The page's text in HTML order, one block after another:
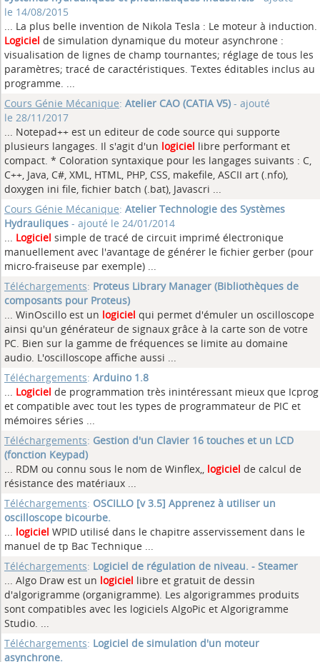
le 14/08/2015
... La plus belle invention de Nikola Tesla : Le moteur à induction.
Logiciel de simulation dynamique du moteur asynchrone :
visualisation de lignes de champ tournantes; réglage de tous les
paramètres; tracé de caractéristiques. Textes éditables inclus au
programme. ...
Cours Génie Mécanique: Atelier CAO (CATIA V5) - ajouté
le 28/11/2017
... Notepad++ est un editeur de code source qui supporte
plusieurs langages. Il s'agit d'un logiciel libre performant et
compact. * Coloration syntaxique pour les langages suivants : C,
C++, Java, C#, XML, HTML, PHP, CSS, makefile, ASCII art (.nfo),
doxygen ini file, fichier batch (.bat), Javascri ...
Cours Génie Mécanique: Atelier Technologie des Systèmes
Hydrauliques - ajouté le 24/01/2014
... Logiciel simple de tracé de circuit imprimé électronique
manuellement avec l'avantage de générer le fichier gerber (pour
micro-fraiseuse par exemple) ...
Téléchargements: Proteus Library Manager (Bibliothèques de
composants pour Proteus)
... WinOscillo est un logiciel qui permet d'émuler un oscilloscope
ainsi qu'un générateur de signaux grâce à la carte son de votre
PC. Bien sur la gamme de fréquences se limite au domaine
audio. L'oscilloscope affiche aussi ...
Téléchargements: Arduino 1.8
... Logiciel de programmation très inintéressant mieux que Icprog
et compatible avec tout les types de programmateur de PIC et
mémoires séries ...
Téléchargements: Gestion d'un Clavier 16 touches et un LCD
(fonction Keypad)
... RDM ou connu sous le nom de Winflex,, logiciel de calcul de
résistance des matériaux ...
Téléchargements: OSCILLO [v 3.5] Apprenez à utiliser un
oscilloscope bicourbe.
... logiciel WPID utilisé dans le chapitre asservissement dans le
manuel de tp Bac Technique ...
Téléchargements: Logiciel de régulation de niveau. - Steamer
... Algo Draw est un logiciel libre et gratuit de dessin
d'algorigramme (organigramme). Les algorigrammes produits
sont compatibles avec les logiciels AlgoPic et Algorigramme
Studio. ...
Téléchargements: Logiciel de simulation d'un moteur
asynchrone.